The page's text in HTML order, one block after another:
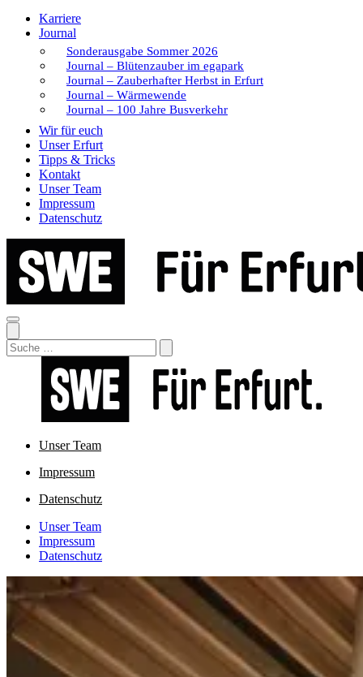
Karriere
Journal
Sonderausgabe Sommer 2026
Journal – Blütenzauber im egapark
Journal – Zauberhafter Herbst in Erfurt
Journal – Wärmewende
Journal – 100 Jahre Busverkehr
Wir für euch
Unser Erfurt
Tipps & Tricks
Kontakt
Unser Team
Impressum
Datenschutz
Search
Unser Team
Impressum
Datenschutz
Unser Team
Impressum
Datenschutz